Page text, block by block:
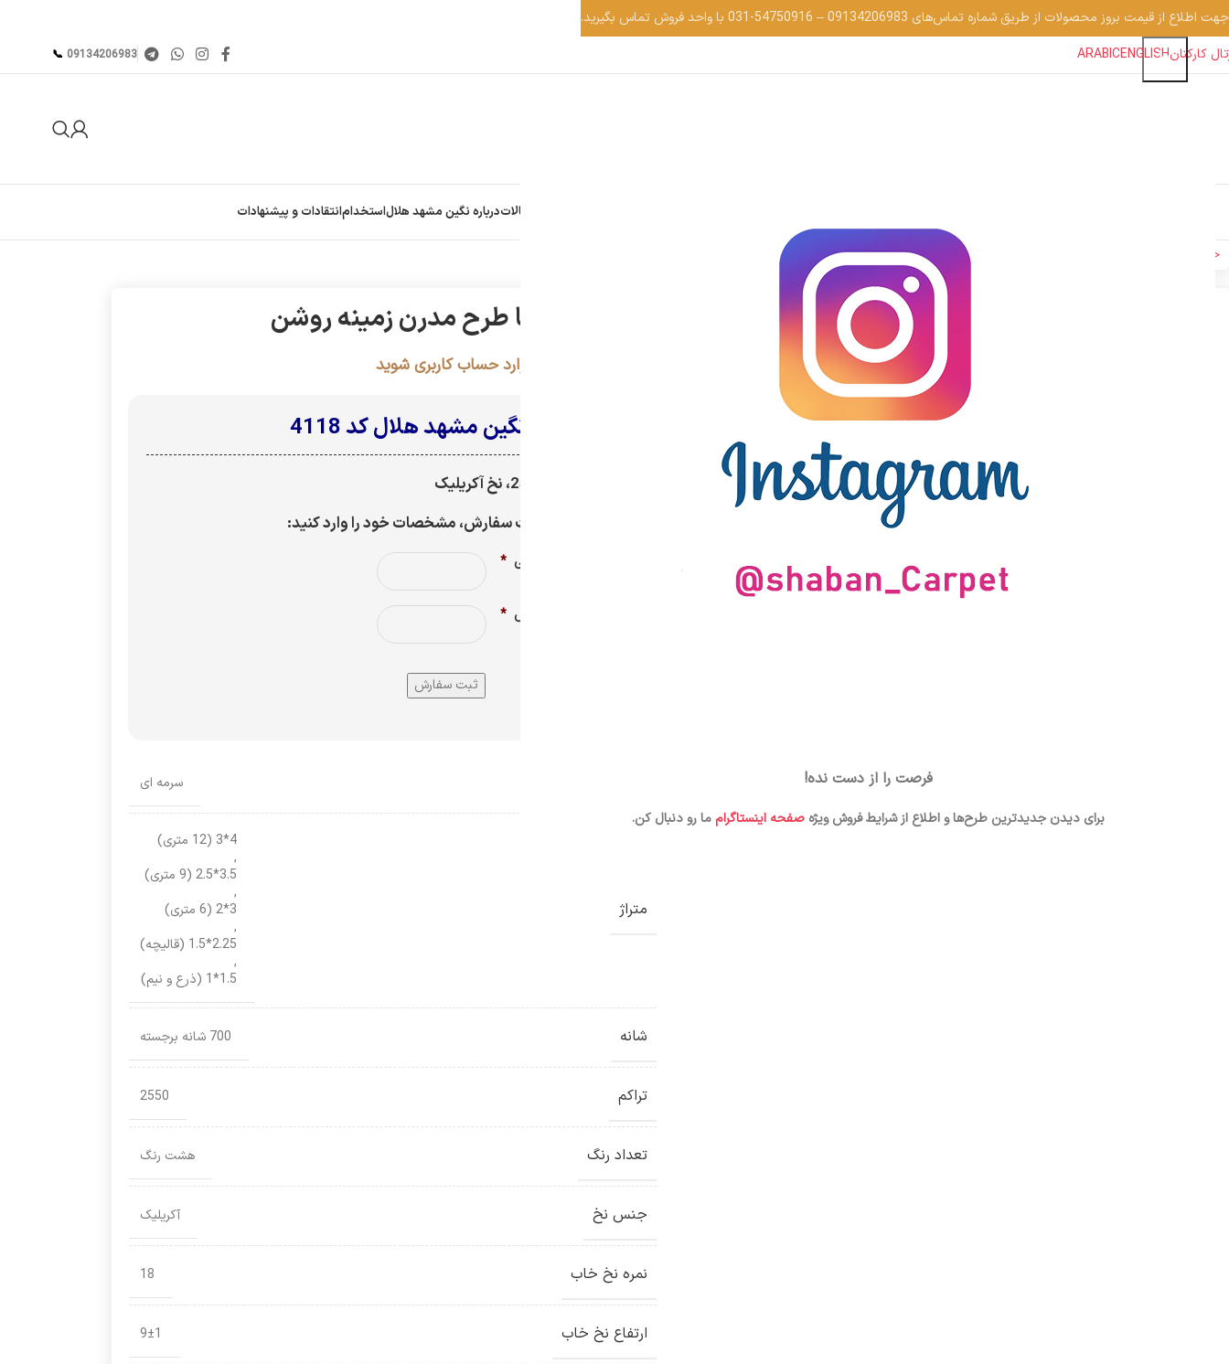
فرصت را از دست نده!
برای دیدن جدیدترین طرح‌ها و اطلاع از شرایط فروش ویژهصفحه اینستاگرامما رو دنبال کن.
کارکنانENGLISH
ARABIC
📞︁ 09134206983
اخبار و مقالاتدرباره نگین مشهد هلالاستخدامانتقادات و پیشنهادات
خانه فرش کهنه نما طرح مدرن زمینه روشن
فرش کهنه نما طرح مدرن زمینه روشن
برای مشاهده قیمت وارد حساب کاربری شوید
فرش وینتیج نگین مشهد هلال کد 4118
جهت مشاوره و ثبت سفارش، مشخصات خود را وارد کنید:
نام و نام خانوادگی *
شماره تماس *
سرمه ای
متراژ
4*3 (12 متری)
,
3.5*2.5 (9 متری)
,
3*2 (6 متری)
,
2.25*1.5 (قالیچه)
,
1.5*1 (ذرع و نیم)
شانه 700 شانه برجسته
تراکم 2550
تعداد رنگ هشت رنگ
جنس نخ آکریلیک
نمره نخ خاب 18
ارتفاع نخ خاب 9±1
جهت اطلاع از قیمت بروز محصولات از طریق شماره تماس‌‌های 09134206983 – 54750916-031 با واحد فروش تماس بگیرید.